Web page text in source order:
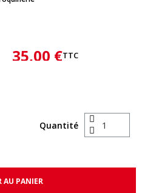
35,00 €TTC
Quantité
AU PANIER